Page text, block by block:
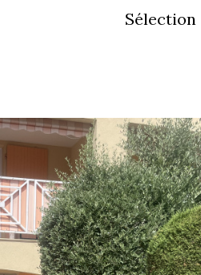
Sélection